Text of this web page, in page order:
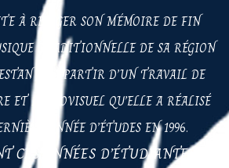
À RÉDIGER SON MÉMOIRE DE FIN
TRADITIONNELLE DE SA RÉGION
», À PARTIR D’UN TRAVAIL DE
ET AUDIOVISUEL QU’ELLE A RÉALISÉ
ANNÉE D’ÉTUDES EN 1996.
CES ANNÉES D’ÉTUDIANTES